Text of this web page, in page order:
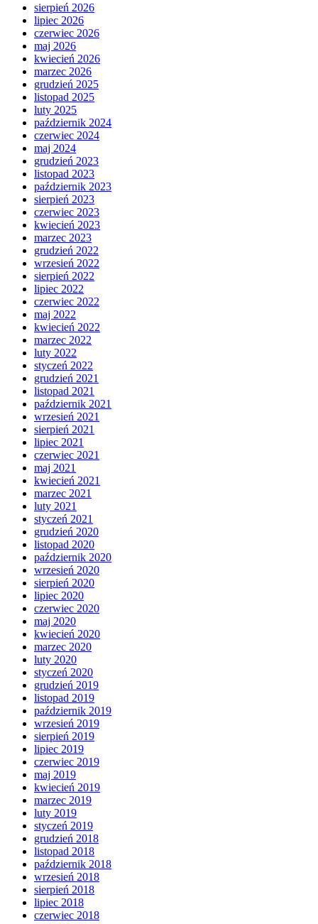
sierpień 2026
lipiec 2026
czerwiec 2026
maj 2026
kwiecień 2026
marzec 2026
grudzień 2025
listopad 2025
luty 2025
październik 2024
czerwiec 2024
maj 2024
grudzień 2023
listopad 2023
październik 2023
sierpień 2023
czerwiec 2023
kwiecień 2023
marzec 2023
grudzień 2022
wrzesień 2022
sierpień 2022
lipiec 2022
czerwiec 2022
maj 2022
kwiecień 2022
marzec 2022
luty 2022
styczeń 2022
grudzień 2021
listopad 2021
październik 2021
wrzesień 2021
sierpień 2021
lipiec 2021
czerwiec 2021
maj 2021
kwiecień 2021
marzec 2021
luty 2021
styczeń 2021
grudzień 2020
listopad 2020
październik 2020
wrzesień 2020
sierpień 2020
lipiec 2020
czerwiec 2020
maj 2020
kwiecień 2020
marzec 2020
luty 2020
styczeń 2020
grudzień 2019
listopad 2019
październik 2019
wrzesień 2019
sierpień 2019
lipiec 2019
czerwiec 2019
maj 2019
kwiecień 2019
marzec 2019
luty 2019
styczeń 2019
grudzień 2018
listopad 2018
październik 2018
wrzesień 2018
sierpień 2018
lipiec 2018
czerwiec 2018